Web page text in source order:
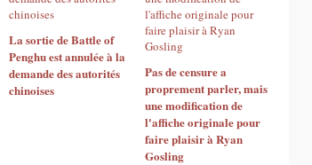
La sortie de Battle of
Penghu est annulée à la
demande des autorités
chinoises
Pas de censure a
proprement parler, mais
une modification de
l'affiche originale pour
faire plaisir à Ryan
Gosling